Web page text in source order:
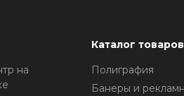
на
Каталог
Полиграфия
Банеры и